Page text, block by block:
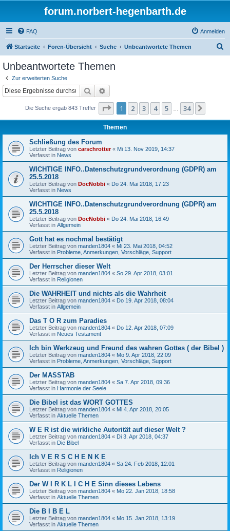
forum.norbert-hegenbarth.de
FAQ Anmelden
Startseite Foren-Übersicht Suche Unbeantwortete Themen
Unbeantwortete Themen
Zur erweiterten Suche
Suche
Die Suche ergab 843 Treffer Seite 1von 34
1 2 3 4 5 34
Themen
Schließung des Forum
Letzter Beitrag von carschrotter« Mi 13. Nov 2019, 14:37
Verfasst in News
WICHTIGE INFO..Datenschutzgrundverordnung (GDPR) am
25.5.2018
Letzter Beitrag von DocNobbi « Do 24. Mai 2018, 17:23
Verfasst in News
WICHTIGE INFO..Datenschutzgrundverordnung (GDPR) am
25.5.2018
Letzter Beitrag von DocNobbi « Do 24. Mai 2018, 16:49
Verfasst in Allgemein
Gott hat es nochmal bestätigt
Letzter Beitrag von manden1804 « Mi 23. Mai 2018, 04:52
Verfasst in Probleme, Anmerkungen, Vorschläge, Support
Der Herrscher dieser Welt
Letzter Beitrag von manden1804 « So 29. Apr 2018, 03:01
Verfasst in Religionen
Die WAHRHEIT und nichts als die Wahrheit
Letzter Beitrag von manden1804 « Do 19. Apr 2018, 08:04
Verfasst in Allgemein
Das T O R zum Paradies
Letzter Beitrag von manden1804 « Do 12. Apr 2018, 07:09
Verfasst in Neues Testament
Ich bin Werkzeug und Freund des wahren Gottes ( der Bibel )
Letzter Beitrag von manden1804 « Mo 9. Apr 2018, 22:09
Verfasst in Probleme, Anmerkungen, Vorschläge, Support
Der MASSTAB
Letzter Beitrag von manden1804 « Sa 7. Apr 2018, 09:36
Verfasst in Harmonie der Seele
Die Bibel ist das WORT GOTTES
Letzter Beitrag von manden1804 « Mi 4. Apr 2018, 20:05
Verfasst in Aktuelle Themen
W E R ist die wirkliche Autorität auf dieser Welt ?
Letzter Beitrag von manden1804 « Di 3. Apr 2018, 04:37
Verfasst in Die Bibel
Ich V E R S C H E N K E
Letzter Beitrag von manden1804 « Sa 24. Feb 2018, 12:01
Verfasst in Religionen
Der W I R K L I C H E Sinn dieses Lebens
Letzter Beitrag von manden1804 « Mo 22. Jan 2018, 18:58
Verfasst in Aktuelle Themen
Die B I B E L
Letzter Beitrag von manden1804 « Mo 15. Jan 2018, 13:19
Verfasst in Aktuelle Themen